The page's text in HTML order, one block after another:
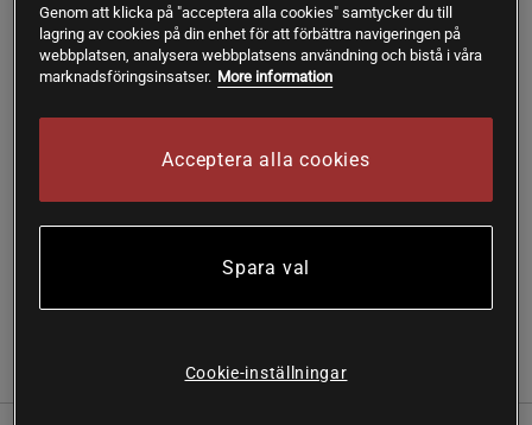
!
Varan är för tillfället slut i lager. Få en notifikation när
produkten åter finns i lager.
| EAN7090017542177
Sukrin Sirap Karamell är lösningen för dem som längtar
efter den rika smaken av karamellsmakande sirap utan att
Recensioner(2) Näring & Ingredienser
Genom att klicka på "acceptera alla cookies" samtycker du till
lagring av cookies på din enhet för att förbättra navigeringen på
webbplatsen, analysera webbplatsens användning och bistå i våra
marknadsföringsinsatser. More information
Acceptera alla cookies
Spara val
Cookie-inställningar